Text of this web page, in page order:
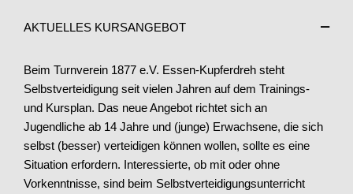
AKTUELLES KURSANGEBOT
Beim Turnverein 1877 e.V. Essen-Kupferdreh steht
Selbstverteidigung seit vielen Jahren auf dem Trainings-
und Kursplan. Das neue Angebot richtet sich an
Jugendliche ab 14 Jahre und (junge) Erwachsene, die sich
selbst (besser) verteidigen können wollen, sollte es eine
Situation erfordern. Interessierte, ob mit oder ohne
Vorkenntnisse, sind beim Selbstverteidigungsunterricht